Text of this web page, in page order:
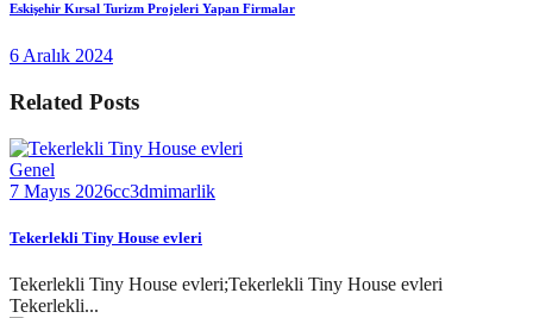
Eskişehir Kırsal Turizm Projeleri Yapan Firmalar
6 Aralık 2024
Related Posts
Genel
7 Mayıs 2026cc3dmimarlik
Tekerlekli Tiny House evleri
Tekerlekli Tiny House evleri;Tekerlekli Tiny House evleri
Tekerlekli...